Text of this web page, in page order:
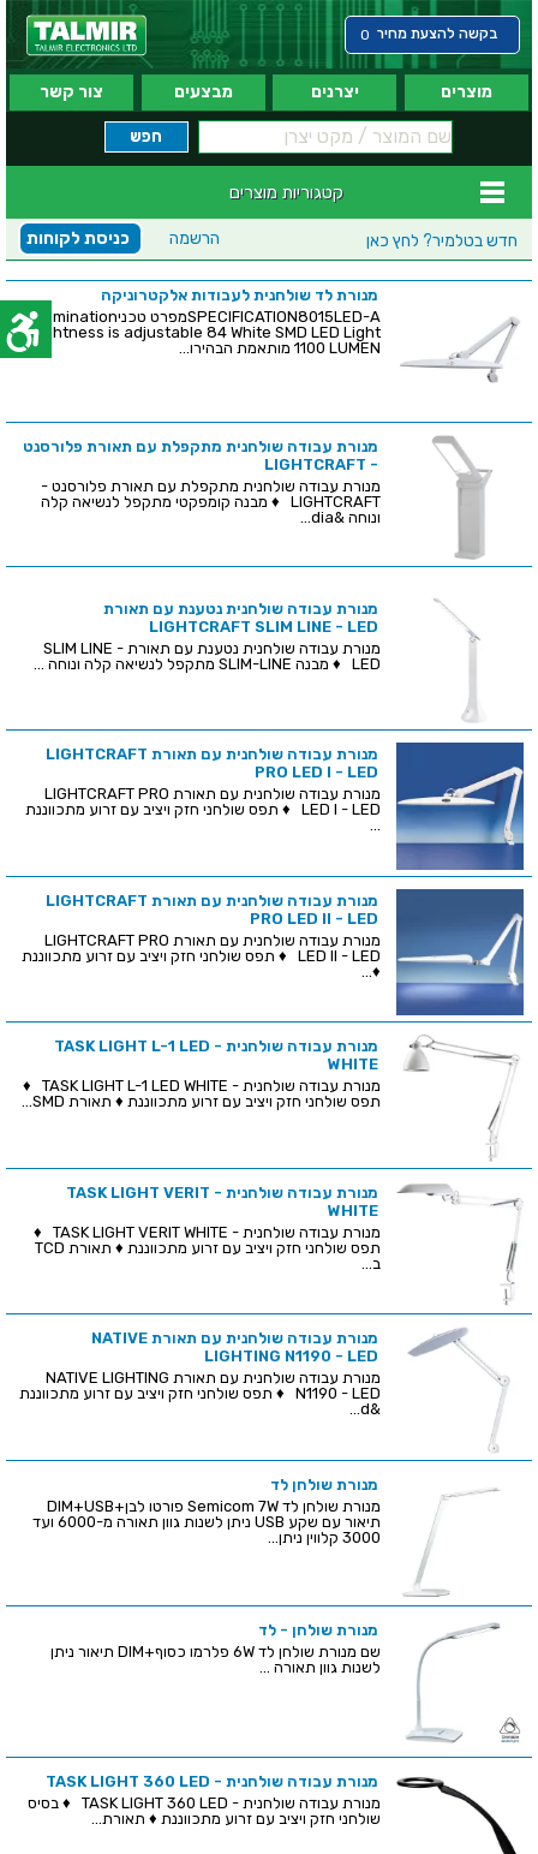
בקשה להצעת מחיר 0
מוצרים יצרנים מבצעים צור קשר
קטגוריות מוצרים
חדש בטלמיר? לחץ כאן כניסת לקוחות הרשמה
מנורת לד שולחנית לעבודות אלקטרוניקה
SPECIFICATION8015LED-Aמפרט טכניIllumination
Brightness is adjustable 84 White SMD LED Light
1100 LUMEN מותאמת הבהירו...
מנורת עבודה שולחנית מתקפלת עם תאורת פלורסנט
- LIGHTCRAFT
מנורת עבודה שולחנית מתקפלת עם תאורת פלורסנט -
LIGHTCRAFT ♦ מבנה קומפקטי מתקפל לנשיאה קלה
ונוחה &dia...
מנורת עבודה שולחנית נטענת עם תאורת
LIGHTCRAFT SLIM LINE - LED
מנורת עבודה שולחנית נטענת עם תאורת SLIM LINE -
LED ♦ מבנה SLIM-LINE מתקפל לנשיאה קלה ונוחה ...
מנורת עבודה שולחנית עם תאורת LIGHTCRAFT
PRO LED I - LED
מנורת עבודה שולחנית עם תאורת LIGHTCRAFT PRO
LED I - LED ♦ תפס שולחני חזק ויציב עם זרוע מתכווננת
...
מנורת עבודה שולחנית עם תאורת LIGHTCRAFT
PRO LED II - LED
מנורת עבודה שולחנית עם תאורת LIGHTCRAFT PRO
LED II - LED ♦ תפס שולחני חזק ויציב עם זרוע מתכווננת
♦...
מנורת עבודה שולחנית - TASK LIGHT L-1 LED
WHITE
מנורת עבודה שולחנית - TASK LIGHT L-1 LED WHITE ♦
תפס שולחני חזק ויציב עם זרוע מתכווננת ♦ תאורת SMD...
מנורת עבודה שולחנית - TASK LIGHT VERIT
WHITE
מנורת עבודה שולחנית - TASK LIGHT VERIT WHITE ♦
תפס שולחני חזק ויציב עם זרוע מתכווננת ♦ תאורת TCD
ב...
מנורת עבודה שולחנית עם תאורת NATIVE
LIGHTING N1190 - LED
מנורת עבודה שולחנית עם תאורת NATIVE LIGHTING
N1190 - LED ♦ תפס שולחני חזק ויציב עם זרוע מתכווננת
&d...
מנורת שולחן לד
מנורת שולחן לד Semicom 7W פורטו לבן+DIM+USB
תיאור עם שקע USB ניתן לשנות גוון תאורה מ-6000 ועד
3000 קלווין ניתן...
מנורת שולחן - לד
שם מנורת שולחן לד 6W פלרמו כסוף+DIM תיאור ניתן
לשנות גוון תאורה ...
מנורת עבודה שולחנית - TASK LIGHT 360 LED
מנורת עבודה שולחנית - TASK LIGHT 360 LED ♦ בסיס
שולחני חזק ויציב עם זרוע מתכווננת ♦ תאורת...